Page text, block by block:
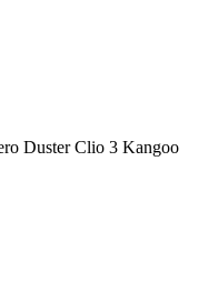
Duster Clio 3 Kangoo